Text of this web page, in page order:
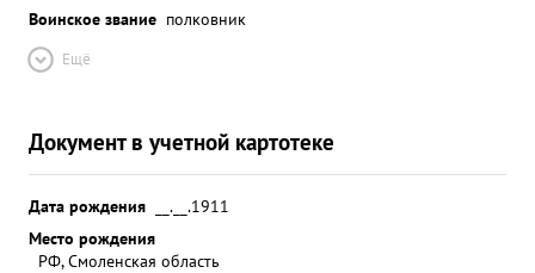
Воинское звание полковник
Ещё
Документ в учетной картотеке
Дата рождения
__.__.1911
Место рождения
РФ, Смоленская область